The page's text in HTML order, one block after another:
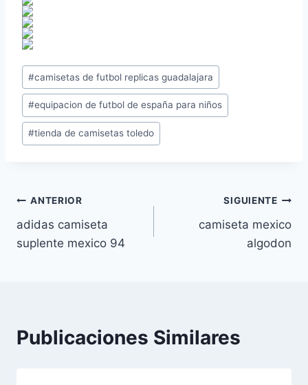
Etiquetas
de
la
entrada:
#camisetas de futbol replicas guadalajara
#equipacion de futbol de españa para niños
#tienda de camisetas toledo
Navegación
de
ANTERIOR
adidas camiseta
suplente mexico 94
SIGUIENTE
camiseta mexico
algodon
Publicaciones Similares